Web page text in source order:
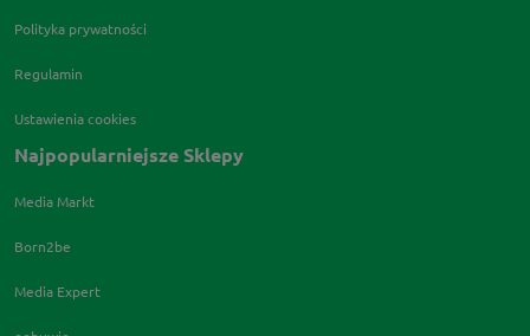
Polityka prywatności
Regulamin
Ustawienia cookies
Najpopularniejsze Sklepy
Media Markt
Born2be
Media Expert